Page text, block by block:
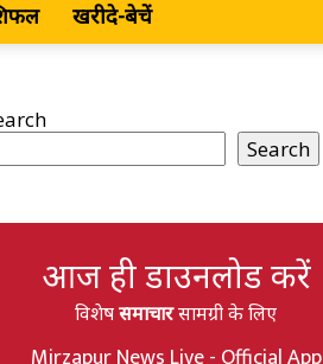
खरीदे-बेचें
Search
आज ही डाउनलोड करें
विशेषसमाचारसामग्री के लिए